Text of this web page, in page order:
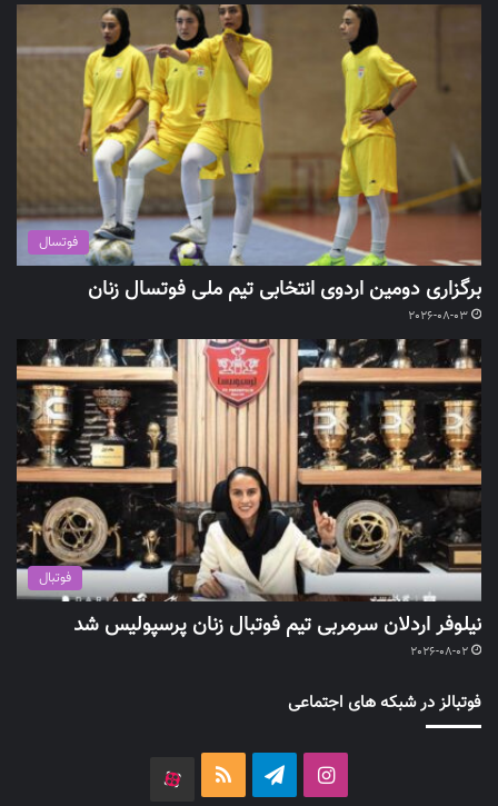
فوتسال
برگزاری دومین اردوی انتخابی تیم ملی فوتسال زنان
2026-08-03
فوتبال
نیلوفر اردلان سرمربی تیم فوتبال زنان پرسپولیس شد
2026-08-02
فوتبالز در شبکه های اجتماعی
اینستاگرامتلگرام خوراک